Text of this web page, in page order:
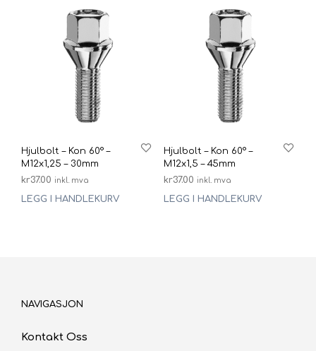
Hjulbolt – Kon 60° –
M12x1,25 – 30mm
kr37.00 inkl. mva
LEGG I HANDLEKURV
Hjulbolt – Kon 60° –
M12x1,5 – 45mm
kr37.00 inkl. mva
LEGG I HANDLEKURV
NAVIGASJON
Kontakt Oss